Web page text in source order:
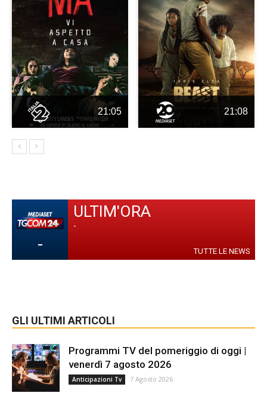
21:05 21:08
-
ULTIM'ORA
-
TUTTE LE NEWS
GLI ULTIMI ARTICOLI
Programmi TV del pomeriggio di oggi |
venerdì 7 agosto 2026
Anticipazioni Tv 7 Agosto 2026